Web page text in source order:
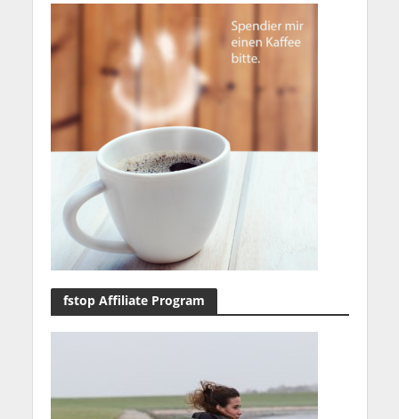
fstop Affiliate Program